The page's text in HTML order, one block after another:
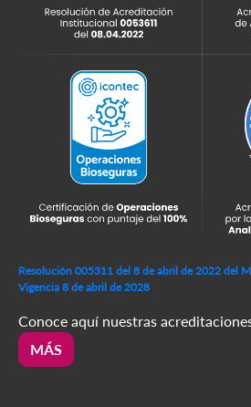
Resolución 005311 del 8 de abril de 2022 del
Vigencia 8 de abril de 2028
Conoce aquí nuestras
MÁS